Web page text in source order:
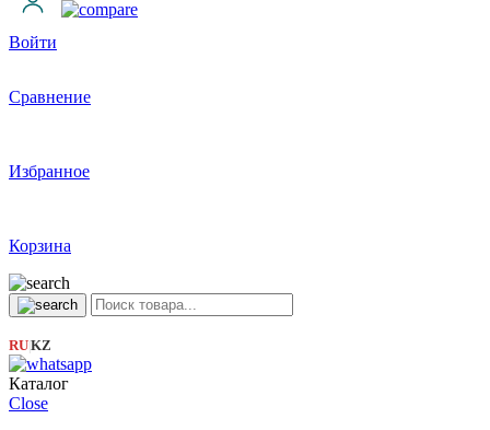
Войти
Сравнение
Избранное
Корзина
RU|KZ
Каталог
Close